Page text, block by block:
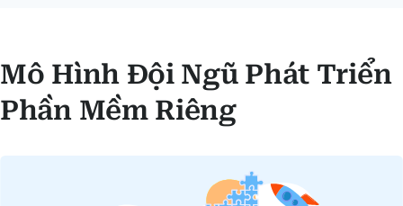
Mô Hình Đội Ngũ Phát Triển
Phần Mềm Riêng